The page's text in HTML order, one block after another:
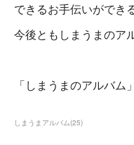
できるお手伝いができ
今後ともしまうまのア
「しまうまのアルバム
しまうまアルバム(25)